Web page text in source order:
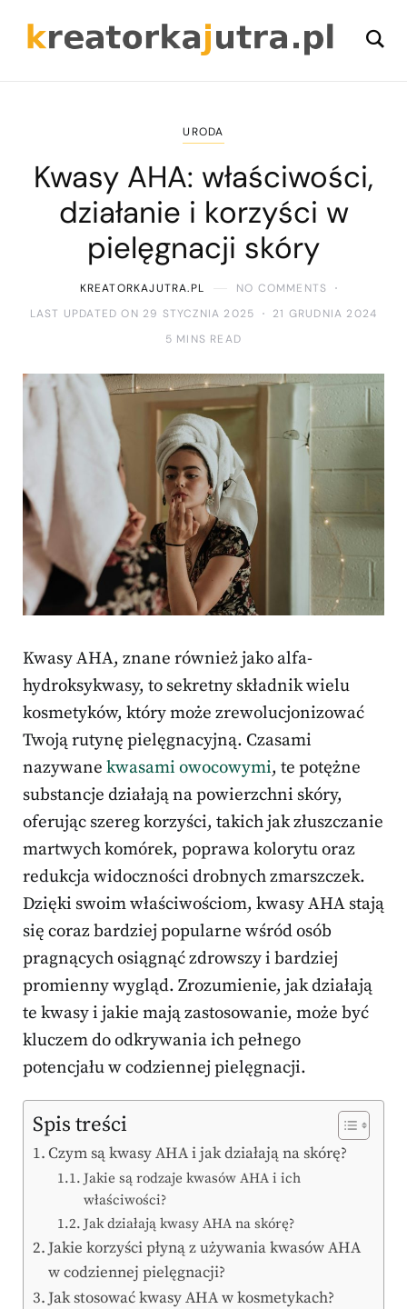
URODA
Kwasy AHA: właściwości,
działanie i korzyści w
pielęgnacji skóry
KREATORKAJUTRA.PL
NO COMMENTS
LAST UPDATED ON 29 STYCZNIA 2025
21 GRUDNIA 2024
5 MINS READ
Kwasy AHA, znane również jako alfa-
hydroksykwasy, to sekretny składnik wielu
kosmetyków, który może zrewolucjonizować
Twoją rutynę pielęgnacyjną. Czasami
nazywane kwasami owocowymi, te potężne
substancje działają na powierzchni skóry,
oferując szereg korzyści, takich jak złuszczanie
martwych komórek, poprawa kolorytu oraz
redukcja widoczności drobnych zmarszczek.
Dzięki swoim właściwościom, kwasy AHA stają
się coraz bardziej popularne wśród osób
pragnących osiągnąć zdrowszy i bardziej
promienny wygląd. Zrozumienie, jak działają
te kwasy i jakie mają zastosowanie, może być
kluczem do odkrywania ich pełnego
potencjału w codziennej pielęgnacji.
Spis treści
Czym są kwasy AHA i jak działają na skórę?
Jakie są rodzaje kwasów AHA i ich
właściwości?
Jak działają kwasy AHA na skórę?
Jakie korzyści płyną z używania kwasów AHA
w codziennej pielęgnacji?
Jak stosować kwasy AHA w kosmetykach?